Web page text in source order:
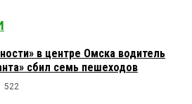
в центре Омска водитель
сбил семь пешеходов
522